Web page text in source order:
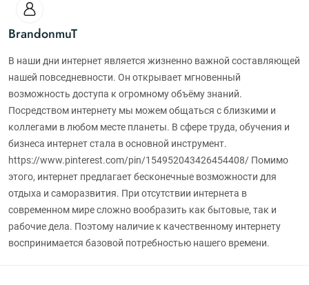
BrandonmuT
В наши дни интернет является жизненно важной составляющей
нашей повседневности. Он открывает мгновенный
возможность доступа к огромному объёму знаний.
Посредством интернету мы можем общаться с близкими и
коллегами в любом месте планеты. В сфере труда, обучения и
бизнеса интернет стала в основной инструмент.
https://www.pinterest.com/pin/154952043426454408/ Помимо
этого, интернет предлагает бесконечные возможности для
отдыха и саморазвития. При отсутствии интернета в
современном мире сложно вообразить как бытовые, так и
рабочие дела. Поэтому наличие к качественному интернету
воспринимается базовой потребностью нашего времени.